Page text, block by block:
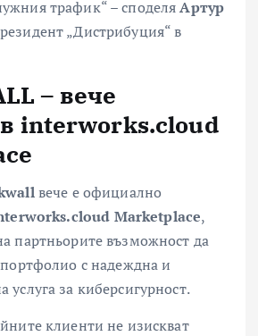
трафик“ – споделяАртур
„Дистрибуция“ в
– вече
interworks.cloud
вече е официално
.cloud Marketplace,
партньорите възможност да
портфолио с надеждна и
услуга за киберсигурност.
клиенти не изискват